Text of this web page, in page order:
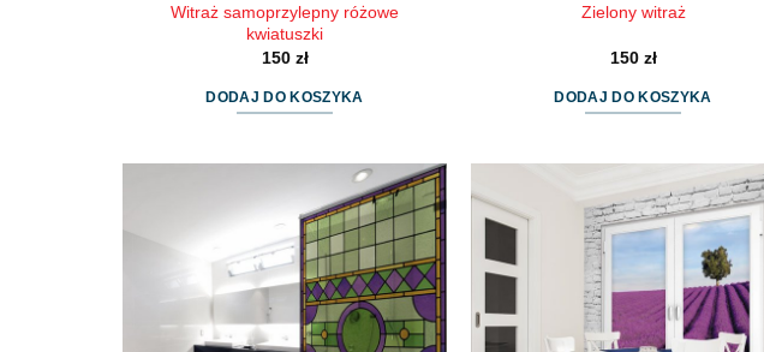
Witraż samoprzylepny różowe
kwiatuszki
150 zł
DODAJ DO KOSZYKA
Zielony witraż
150 zł
DODAJ DO KOSZYKA